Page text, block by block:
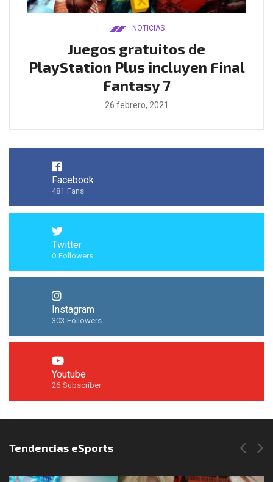
NOTICIAS
Juegos gratuitos de
PlayStation Plus incluyen Final
Fantasy 7
26 febrero, 2021
Facebook
481 Fans
Twitter
0 Followers
Instagram
303 Followers
Youtube
26 Subscriber
Síguenos en Instagram
Tendencias eSports